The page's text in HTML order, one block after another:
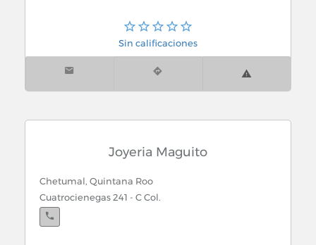
Sin calificaciones
Joyeria Maguito
Chetumal, Quintana Roo
Cuatrocienegas 241 - C Col.